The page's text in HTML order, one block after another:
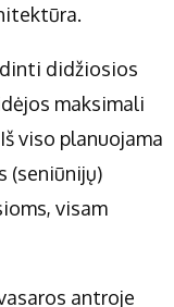
didžiosios
maksimali
viso planuojama
(seniūnijų)
visam
antroje